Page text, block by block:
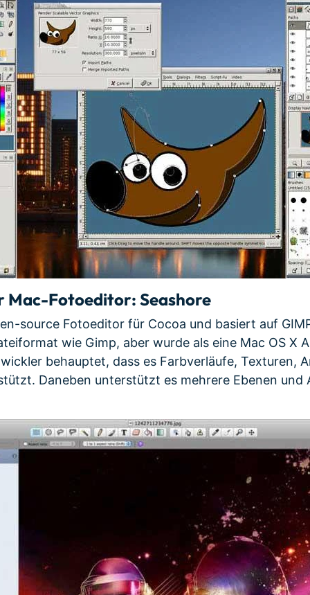
Mac-Fotoeditor: Seashore
source Fotoeditor für Cocoa und basiert auf
wie Gimp, aber wurde als eine Mac OS X
behauptet, dass es Farbverläufe, Texturen,
Daneben unterstützt es mehrere Ebenen und